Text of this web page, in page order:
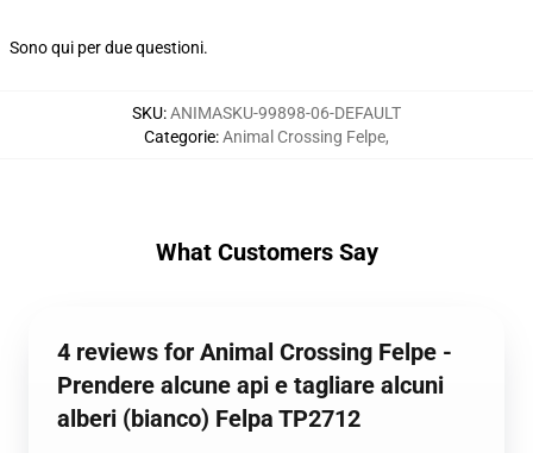
Sono qui per due questioni.
SKU:ANIMASKU-99898-06-DEFAULT
Categorie:Animal Crossing Felpe,
What Customers Say
4 reviews for Animal Crossing Felpe -
Prendere alcune api e tagliare alcuni
alberi (bianco) Felpa TP2712